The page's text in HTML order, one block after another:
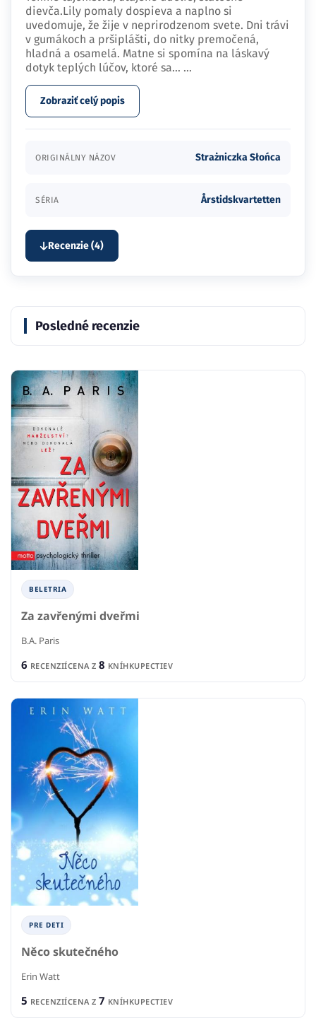
dievča.Lily pomaly dospieva a naplno si
uvedomuje, že žije v neprirodzenom svete. Dni trávi
v gumákoch a pršiplášti, do nitky premočená,
hladná a osamelá. Matne si spomína na láskavý
dotyk teplých lúčov, ktoré sa… ...
Zobraziť celý popis
ORIGINÁLNY NÁZOV Strażniczka Słońca
SÉRIA Årstidskvartetten
Recenzie (4)
Posledné recenzie
BELETRIA
Za zavřenými dveřmi
B.A. Paris
6 RECENZIÍCENA Z 8 KNÍHKUPECTIEV
PRE DETI
Něco skutečného
Erin Watt
5 RECENZIÍCENA Z 7 KNÍHKUPECTIEV